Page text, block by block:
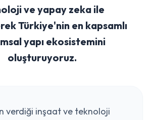
ve yapay zeka ile
Türkiye'nin en kapsamlı
yapı ekosistemini
oluşturuyoruz.
verdiği inşaat ve teknoloji